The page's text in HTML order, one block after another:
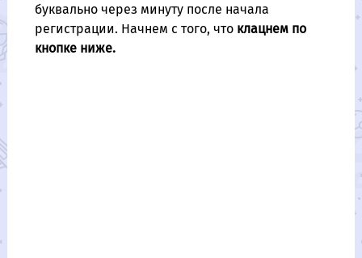
буквально через минуту после начала
регистрации. Начнем с того, что клацнем по
кнопке ниже.